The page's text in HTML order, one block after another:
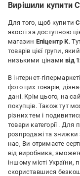
Вирішили купити
Для того, щоб купити
якості за доступною
магазин Епіцентр К.
товарів цієї групи,
низькими цінамивід
В інтернет-гіпермаркеті
фото цих товарів,
дані. Крім цього, на
покупців. Також тут
різних тем і
товари категорії . Для
розпродажі та знижки
нас, Ви отримаєте
від виробника,
іншому місті
скориставшися